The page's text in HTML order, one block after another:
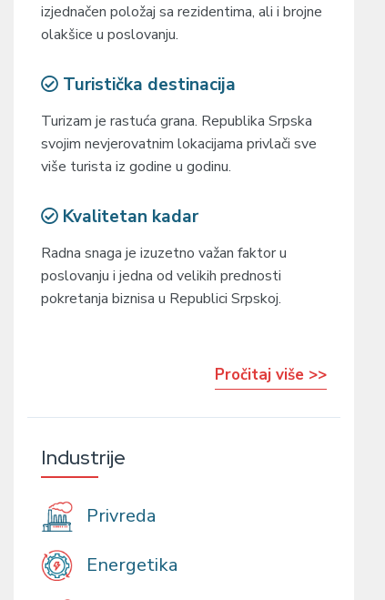
izjednačen položaj sa rezidentima, ali i brojne
olakšice u poslovanju.
Turistička destinacija
Turizam je rastuća grana. Republika Srpska
svojim nevjerovatnim lokacijama privlači sve
više turista iz godine u godinu.
Kvalitetan kadar
Radna snaga je izuzetno važan faktor u
poslovanju i jedna od velikih prednosti
pokretanja biznisa u Republici Srpskoj.
Pročitaj više >>
Industrije
Privreda
Energetika